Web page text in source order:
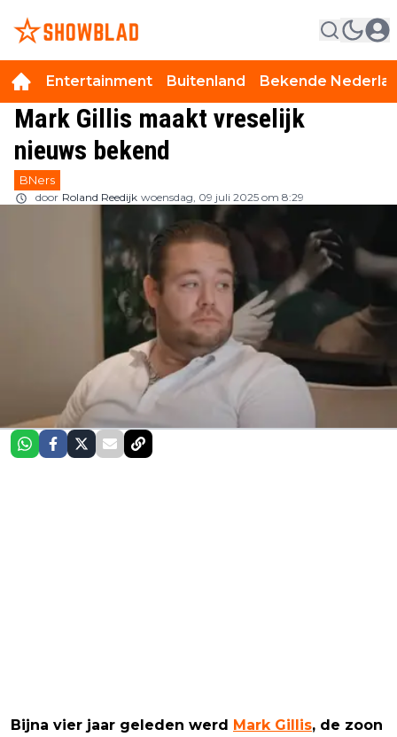
Entertainment Buitenland Bekende
Mark Gillis maakt vreselijk
nieuws bekend
BNers
door Roland Reedijk woensdag, 09 juli 2025 om 8:29
Bijna vier jaar geleden werd Mark Gillis, de zoon